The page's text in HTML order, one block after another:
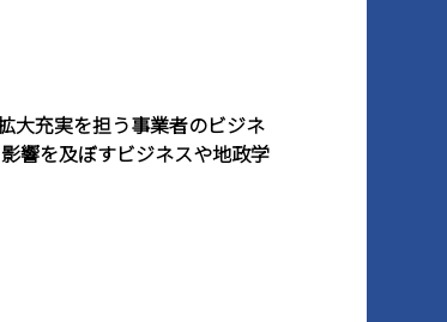
大充実を担う事業者のビジネ
響を及ぼすビジネスや地政学